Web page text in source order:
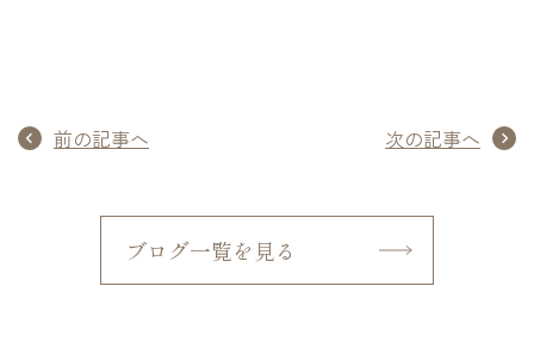
前の記事へ 次の記事へ
ブログ一覧を見る